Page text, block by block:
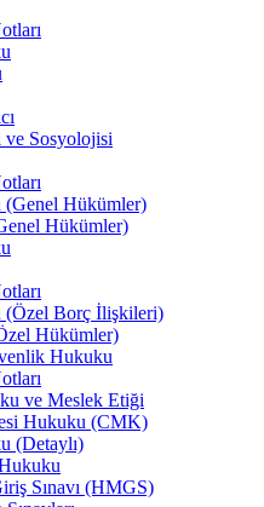
ve Sosyolojisi
Hükümler)
Hükümler)
(Özel Borç İlişkileri)
Hükümler)
Hukuku
ve Meslek Etiği
Hukuku (CMK)
(Detaylı)
Sınavı (HMGS)